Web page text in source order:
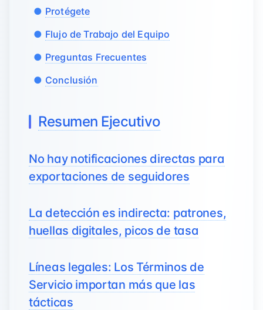
Protégete
Flujo de Trabajo del Equipo
Preguntas Frecuentes
Conclusión
Resumen Ejecutivo
No hay notificaciones directas para
exportaciones de seguidores
La detección es indirecta: patrones,
huellas digitales, picos de tasa
Líneas legales: Los Términos de
Servicio importan más que las
tácticas